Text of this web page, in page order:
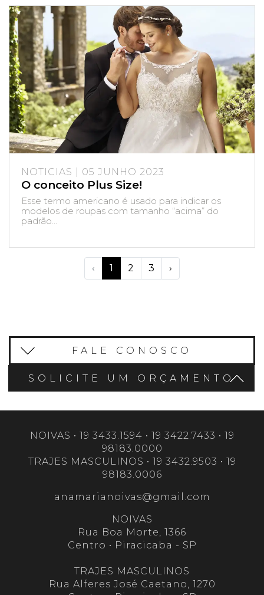
NOTICIAS | 05 JUNHO 2023
O conceito Plus Size!
Esse termo americano é usado para indicar os
modelos de roupas com tamanho “acima” do
padrão...
‹ 1 2 3 ›
FALE CONOSCO
SOLICITE UM ORÇAMENTO
NOIVAS • 19 3433.1594 • 19 3422.7433 • 19
98183.0000
TRAJES MASCULINOS • 19 3432.9503 • 19
98183.0006
anamarianoivas@gmail.com
NOIVAS
Rua Boa Morte, 1366
Centro • Piracicaba - SP
TRAJES MASCULINOS
Rua Alferes José Caetano, 1270